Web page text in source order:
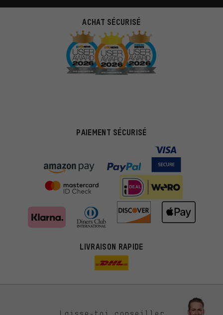
ACHAT SÉCURISÉ
PAIEMENT SÉCURISÉ
LIVRAISON RAPIDE
Des offres plus adaptées